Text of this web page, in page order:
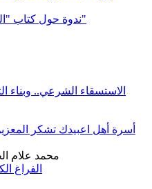
ندوة حول كتاب "العدالة الاجتماعية في الإسلام"
الاستسقاء الشرعي.. وبناء
أسرة أهل اعبيدك تشكر
الفراغ